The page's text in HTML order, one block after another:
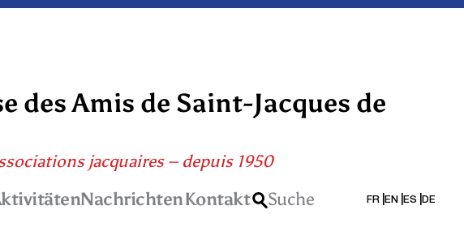
des Amis de Saint-Jacques de
jacquaires – depuis 1950
NachrichtenKontakt Suche FR EN ES DE